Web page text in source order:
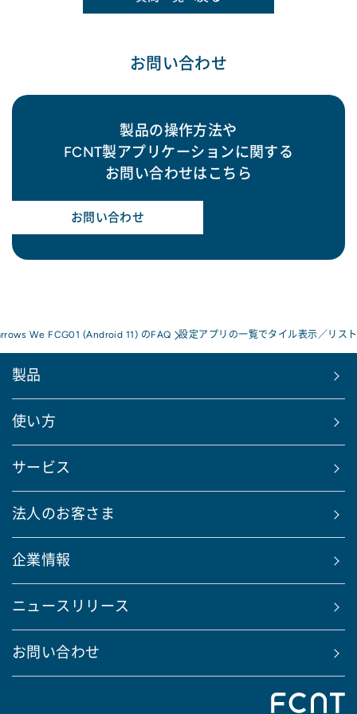
お問い合わせ
製品の操作方法や
FCNT製アプリケーションに関する
お問い合わせはこちら
お問い合わせ
We FCG01 (Android 11) のFAQ 設定アプリの一覧でタイル表示／リス
製品
使い方
サービス
法人のお客さま
企業情報
ニュースリリース
お問い合わせ